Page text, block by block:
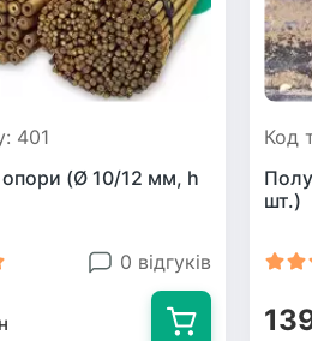
401
опори (Ø 10/12 мм, h
0 відгуків
Код
шт.)